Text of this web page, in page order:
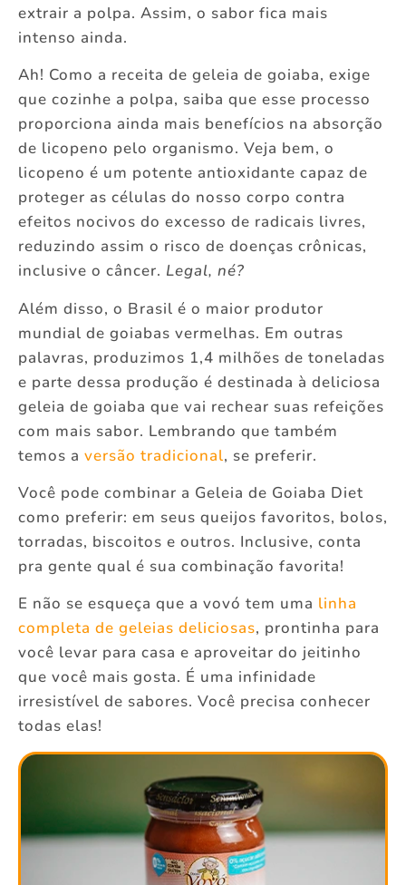
extrair a polpa. Assim, o sabor fica mais
intenso ainda.
Ah! Como a receita de geleia de goiaba, exige
que cozinhe a polpa, saiba que esse processo
proporciona ainda mais benefícios na absorção
de licopeno pelo organismo. Veja bem, o
licopeno é um potente antioxidante capaz de
proteger as células do nosso corpo contra
efeitos nocivos do excesso de radicais livres,
reduzindo assim o risco de doenças crônicas,
inclusive o câncer. Legal, né?
Além disso, o Brasil é o maior produtor
mundial de goiabas vermelhas. Em outras
palavras, produzimos 1,4 milhões de toneladas
e parte dessa produção é destinada à deliciosa
geleia de goiaba que vai rechear suas refeições
com mais sabor. Lembrando que também
temos a versão tradicional, se preferir.
Você pode combinar a Geleia de Goiaba Diet
como preferir: em seus queijos favoritos, bolos,
torradas, biscoitos e outros. Inclusive, conta
pra gente qual é sua combinação favorita!
E não se esqueça que a vovó tem uma linha
completa de geleias deliciosas, prontinha para
você levar para casa e aproveitar do jeitinho
que você mais gosta. É uma infinidade
irresistível de sabores. Você precisa conhecer
todas elas!